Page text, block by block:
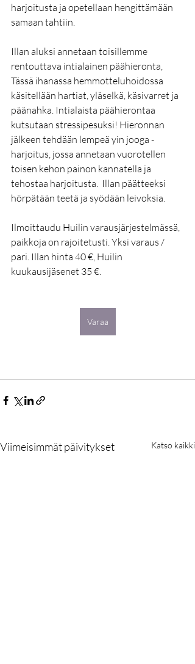
harjoitusta ja opetellaan hengittämään
samaan tahtiin.
Illan aluksi annetaan toisillemme
rentouttava intialainen päähieronta,
Tässä ihanassa hemmotteluhoidossa
käsitellään hartiat, yläselkä, käsivarret ja
päänahka. Intialaista päähierontaa
kutsutaan stressipesuksi! Hieronnan
jälkeen tehdään lempeä yin jooga -
harjoitus, jossa annetaan vuorotellen
toisen kehon painon kannatella ja
tehostaa harjoitusta.  Illan päätteeksi
hörpätään teetä ja syödään leivoksia.
Ilmoittaudu Huilin varausjärjestelmässä,
paikkoja on rajoitetusti. Yksi varaus /
pari. Illan hinta 40 €, Huilin
kuukausijäsenet 35 €.
Varaa
Viimeisimmät päivitykset Katso kaikki